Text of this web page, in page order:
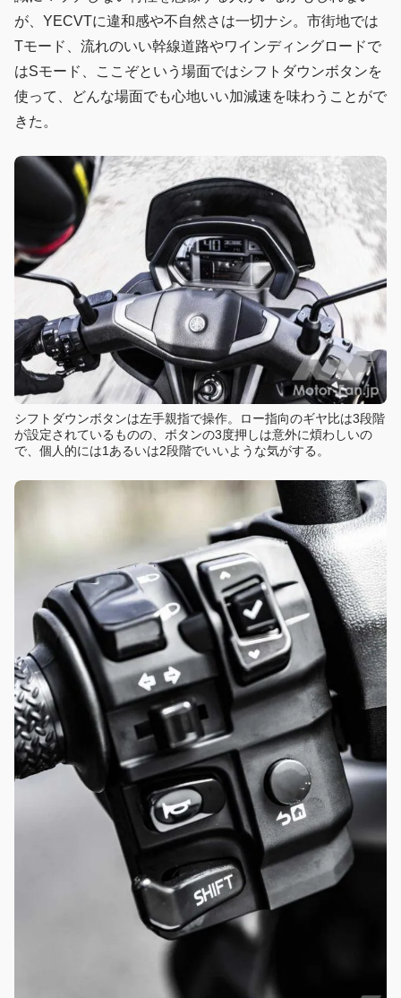
が、YECVTに違和感や不自然さは一切ナシ。市街地では
Tモード、流れのいい幹線道路やワインディングロードで
はSモード、ここぞという場面ではシフトダウンボタンを
使って、どんな場面でも心地いい加減速を味わうことがで
きた。
シフトダウンボタンは左手親指で操作。ロー指向のギヤ比は3段階
が設定されているものの、ボタンの3度押しは意外に煩わしいの
で、個人的には1あるいは2段階でいいような気がする。